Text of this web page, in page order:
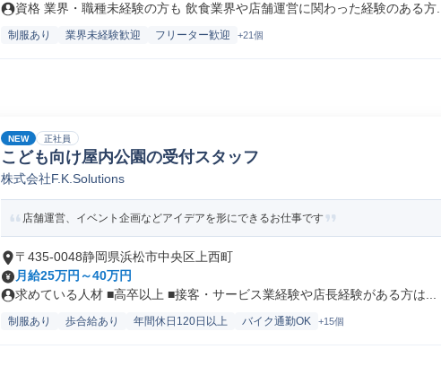
資格 業界・職種未経験の方も 飲食業界や店舗運営に関わった経験のある方...
制服あり 業界未経験歓迎 フリーター歓迎 +21個
NEW 正社員
こども向け屋内公園の受付スタッフ
株式会社F.K.Solutions
店舗運営、イベント企画などアイデアを形にできるお仕事です
〒435-0048静岡県浜松市中央区上西町
月給25万円～40万円
求めている人材 ■高卒以上 ■接客・サービス業経験や店長経験がある方は...
制服あり 歩合給あり 年間休日120日以上 バイク通勤OK +15個